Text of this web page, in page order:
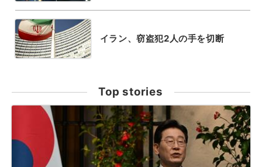
イラン、窃盗犯2人の手を切断
Top stories